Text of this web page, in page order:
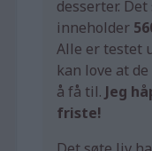
desserter.
inneholder
Alle er testet
kan love at
å få til. Jeg
friste!